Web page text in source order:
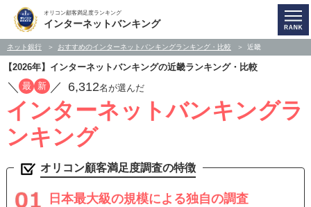
オリコン顧客満足度ランキング
インターネットバンキング
ネット銀行 おすすめのインターネットバンキングランキング・比較 近畿
【2026年】インターネットバンキングの近畿ランキング・比較
／ 最 新 ／ 6,312名が選んだ
インターネットバンキングラ
ンキング
オリコン顧客満足度調査の特徴
日本最大級の規模による独自の調査